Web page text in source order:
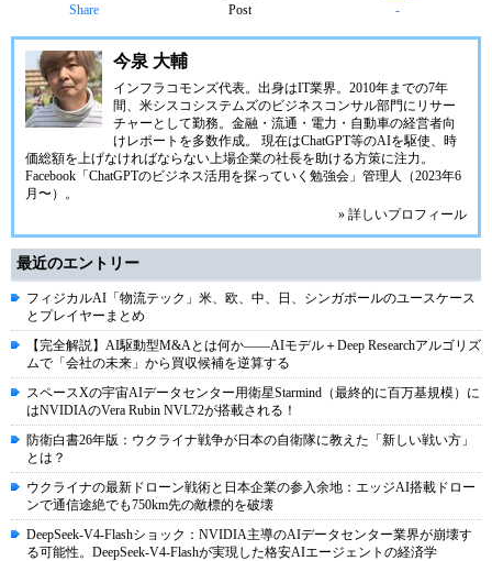
Share Post -
今泉 大輔
インフラコモンズ代表。出身はIT業界。2010年までの7年
間、米シスコシステムズのビジネスコンサル部門にリサー
チャーとして勤務。金融・流通・電力・自動車の経営者向
けレポートを多数作成。 現在はChatGPT等のAIを駆使、時
価総額を上げなければならない上場企業の社長を助ける方策に注力。
Facebook「ChatGPTのビジネス活用を探っていく勉強会」管理人（2023年6
月〜）。
» 詳しいプロフィール
最近のエントリー
フィジカルAI「物流テック」米、欧、中、日、シンガポールのユースケース
とプレイヤーまとめ
【完全解説】AI駆動型M&Aとは何か――AIモデル＋Deep Researchアルゴリズ
ムで「会社の未来」から買収候補を逆算する
スペースXの宇宙AIデータセンター用衛星Starmind（最終的に百万基規模）に
はNVIDIAのVera Rubin NVL72が搭載される！
防衛白書26年版：ウクライナ戦争が日本の自衛隊に教えた「新しい戦い方」
とは？
ウクライナの最新ドローン戦術と日本企業の参入余地：エッジAI搭載ドロー
ンで通信途絶でも750km先の敵標的を破壊
DeepSeek-V4-Flashショック：NVIDIA主導のAIデータセンター業界が崩壊す
る可能性。DeepSeek-V4-Flashが実現した格安AIエージェントの経済学